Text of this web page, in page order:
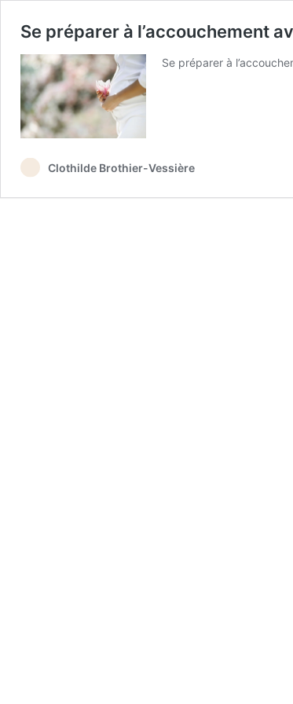
Se préparer à l’accouchement
Se préparer à
Clothilde Brothier-Vessière